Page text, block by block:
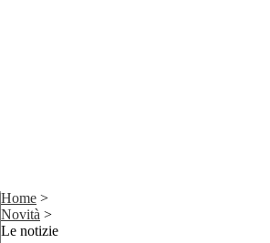
Home >
Novità >
Le notizie